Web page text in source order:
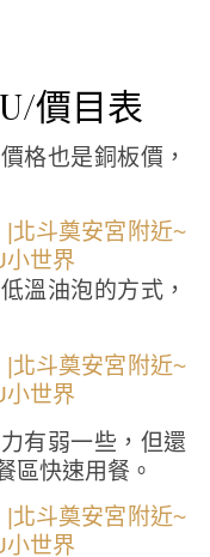
價目表
格也是銅板價，
溫油泡的方式，
有弱一些，但還
區快速用餐。